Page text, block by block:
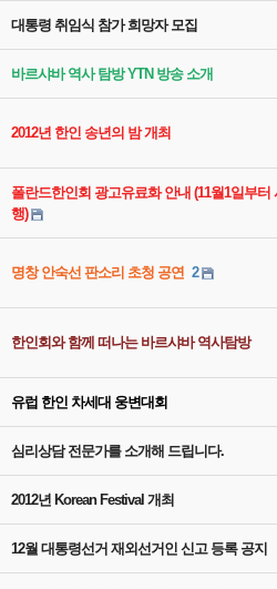
대통령 취임식 참가 희망자 모집
바르샤바 역사 탐방 YTN 방송 소개
2012년 한인 송년의 밤 개최
폴란드한인회 광고유료화 안내 (11월1일부터
행)
명창 안숙선 판소리 초청 공연 2
한인회와 함께 떠나는 바르샤바 역사탐방
유럽 한인 차세대 웅변대회
심리상담 전문가를 소개해 드립니다.
2012년 Korean Festival 개최
12월 대통령선거 재외선거인 신고 등록 공지